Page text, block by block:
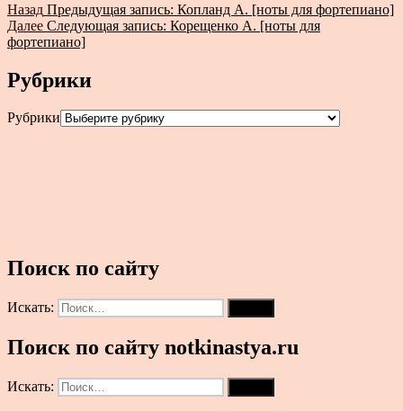
Назад Предыдущая запись: Копланд А. [ноты для фортепиано]
Далее Следующая запись: Корещенко А. [ноты для
фортепиано]
Рубрики
Рубрики
Поиск по сайту
Искать:
Поиск по сайту notkinastya.ru
Искать: